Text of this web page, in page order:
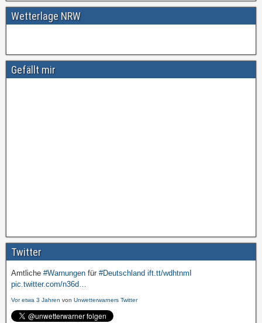
Wetterlage NRW
Gefällt mir
Twitter
Amtliche #Warnungen für #Deutschland ift.tt/wdhtnmI
pic.twitter.com/n36d…
Vor etwa 3 Jahren von Unwetterwarners Twitter